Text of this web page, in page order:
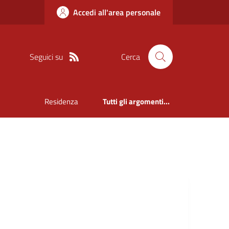
Accedi all'area personale
Seguici su Cerca
Residenza Tutti gli argomenti...